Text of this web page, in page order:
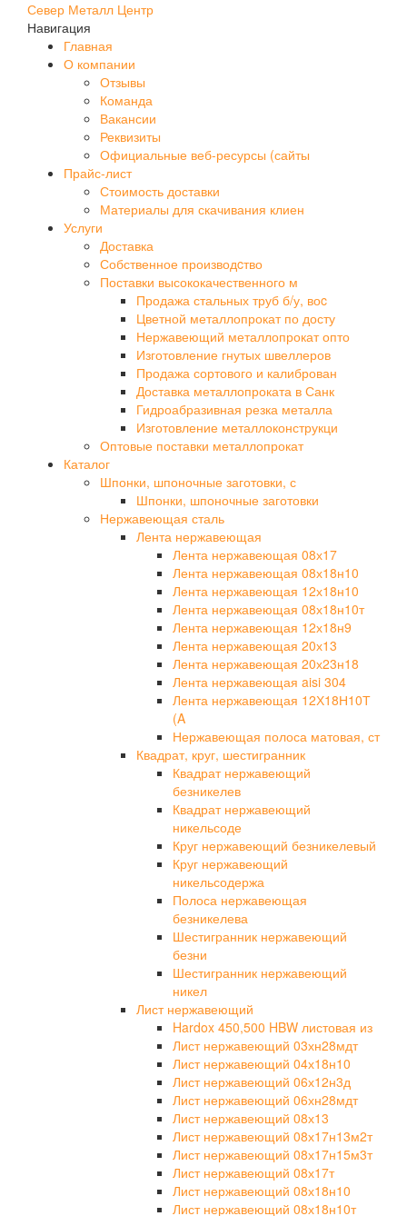
Север Металл Центр
Навигация
Главная
О компании
Отзывы
Команда
Вакансии
Реквизиты
Официальные веб-ресурсы (сайты
Прайс-лист
Стоимость доставки
Материалы для скачивания клиен
Услуги
Доставка
Собственное производcтво
Поставки высококачественного м
Продажа стальных труб б/у, воc
Цветной металлопрокат по досту
Нержавеющий металлопрокат опто
Изготовление гнутых швеллеров
Продажа сортового и калиброван
Доставка металлопроката в Санк
Гидроабразивная резка металла
Изготовление металлоконструкци
Оптовые поставки металлопрокат
Каталог
Шпонки, шпоночные заготовки, с
Шпонки, шпоночные заготовки
Нержавеющая сталь
Лента нержавеющая
Лента нержавеющая 08х17
Лента нержавеющая 08х18н10
Лента нержавеющая 12х18н10
Лента нержавеющая 08х18н10т
Лента нержавеющая 12х18н9
Лента нержавеющая 20х13
Лента нержавеющая 20х23н18
Лента нержавеющая aisi 304
Лента нержавеющая 12Х18Н10Т
(A
Нержавеющая полоса матовая, ст
Квадрат, круг, шестигранник
Квадрат нержавеющий
безникелев
Квадрат нержавеющий
никельсоде
Круг нержавеющий безникелевый
Круг нержавеющий
никельсодержа
Полоса нержавеющая
безникелева
Шестигранник нержавеющий
безни
Шестигранник нержавеющий
никел
Лист нержавеющий
Hardox 450,500 HBW листовая из
Лист нержавеющий 03хн28мдт
Лист нержавеющий 04х18н10
Лист нержавеющий 06х12н3д
Лист нержавеющий 06хн28мдт
Лист нержавеющий 08х13
Лист нержавеющий 08х17н13м2т
Лист нержавеющий 08х17н15м3т
Лист нержавеющий 08х17т
Лист нержавеющий 08х18н10
Лист нержавеющий 08х18н10т